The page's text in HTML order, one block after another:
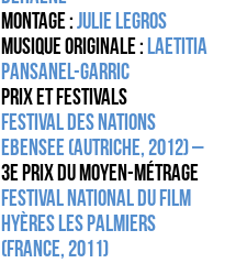
Montage :Julie Legros
Musique originale : Laetitia
Pansanel-Garric
Prix et festivals
Festival des Nations
Ebensee (Autriche, 2012) –
3e Prix du Moyen-Métrage
Festival national du film
Hyères les Palmiers
(France, 2011)